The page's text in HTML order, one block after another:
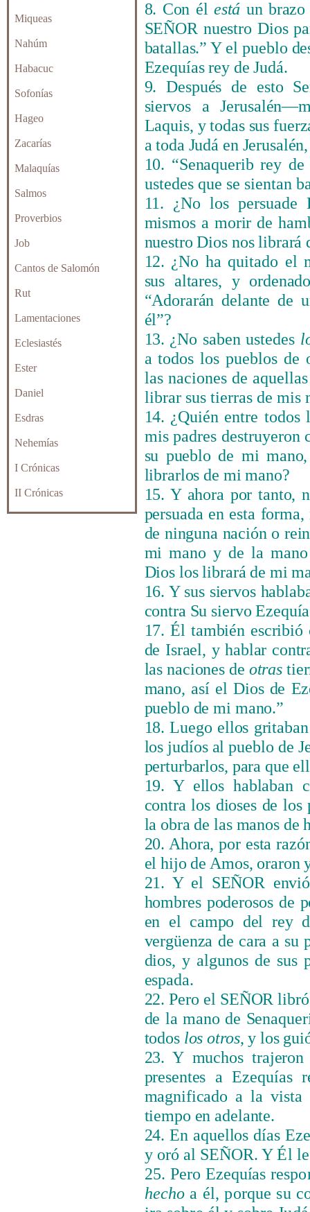
Miqueas
Nahúm
Habacuc
Sofonías
Hageo
Zacarías
Malaquías
Salmos
Proverbios
Job
Cantos de Salomón
Rut
Lamentaciones
Eclesiastés
Ester
Daniel
Esdras
Nehemías
I Crónicas
II Crónicas
8. Con él está un
SEÑOR nuestro Dios
batallas.” Y el pueblo
Ezequías rey de Judá.
9. Después de esto
siervos a
Laquis, y todas sus
a toda Judá en
10. “Senaquerib rey
ustedes que se sientan
11. ¿No los persuade
mismos a morir de
nuestro Dios nos librará
12. ¿No ha quitado el
sus altares, y
“Adorarán delante de
él”?
13. ¿No saben ustedes
a todos los pueblos de
las naciones de
librar sus tierras de mis
14. ¿Quién entre todos
mis padres
su pueblo de mi
librarlos de mi mano?
15. Y ahora por tanto,
persuada en esta
de ninguna nación o
mi mano y de la mano
Dios los librará de mi
16. Y sus siervos
contra Su siervo
17. Él también
de Israel, y hablar
las naciones de otras
mano, así el Dios de
pueblo de mi mano.”
18. Luego ellos
los judíos al pueblo de
perturbarlos, para que
19. Y ellos hablaban
contra los dioses de
la obra de las manos de
20. Ahora, por esta
el hijo de Amos, oraron
21. Y el SEÑOR
hombres poderosos de
en el campo del rey
vergüenza de cara a su
dios, y algunos de
espada.
22. Pero el SEÑOR
de la mano de
todos los otros, y los
23. Y muchos
presentes a
magnificado a la vista
tiempo en adelante.
24. En aquellos días
y oró al SEÑOR. Y Él
25. PeroEzequías
hecho a él, porque su